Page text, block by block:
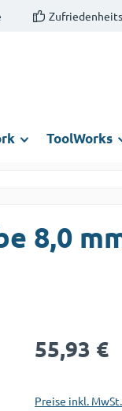
ToolWorks
8,0
Regulärer Preis:
55,93 €
Preise inkl.